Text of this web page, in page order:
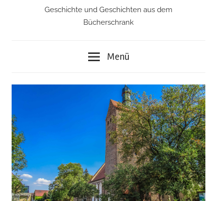
Geschichte und Geschichten aus dem
Bücherschrank
Menü